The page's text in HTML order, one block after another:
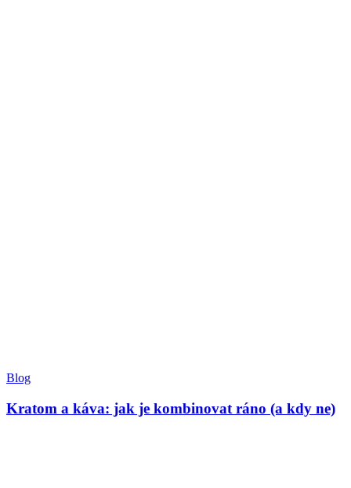
Blog
Kratom a káva: jak je kombinovat ráno (a kdy ne)